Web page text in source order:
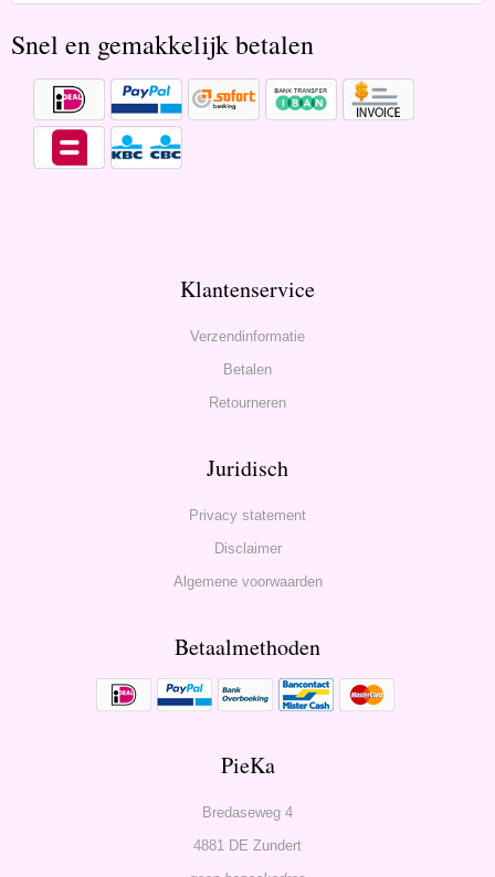
Snel en gemakkelijk betalen
Klantenservice
Verzendinformatie
Betalen
Retourneren
Juridisch
Privacy statement
Disclaimer
Algemene voorwaarden
Betaalmethoden
PieKa
Bredaseweg 4
4881 DE Zundert